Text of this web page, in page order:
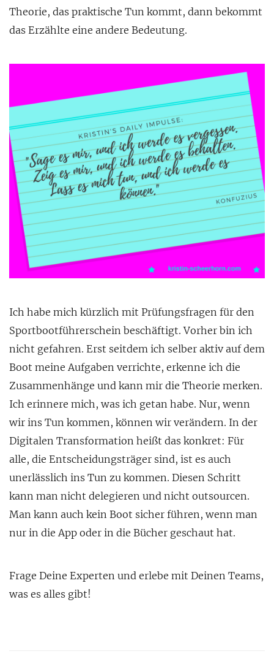
Theorie, das praktische Tun kommt, dann bekommt
das Erzählte eine andere Bedeutung.
Ich habe mich kürzlich mit Prüfungsfragen für den
Sportbootführerschein beschäftigt. Vorher bin ich
nicht gefahren. Erst seitdem ich selber aktiv auf dem
Boot meine Aufgaben verrichte, erkenne ich die
Zusammenhänge und kann mir die Theorie merken.
Ich erinnere mich, was ich getan habe. Nur, wenn
wir ins Tun kommen, können wir verändern. In der
Digitalen Transformation heißt das konkret: Für
alle, die Entscheidungsträger sind, ist es auch
unerlässlich ins Tun zu kommen. Diesen Schritt
kann man nicht delegieren und nicht outsourcen.
Man kann auch kein Boot sicher führen, wenn man
nur in die App oder in die Bücher geschaut hat.
Frage Deine Experten und erlebe mit Deinen Teams,
was es alles gibt!